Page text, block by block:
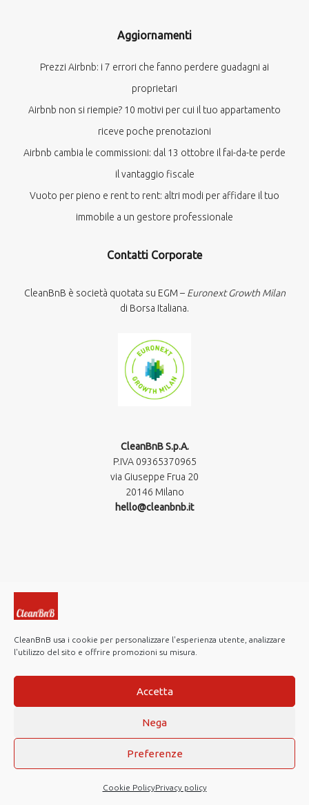
CleanBnB usa i cookie per personalizzare l'esperienza utente, analizzare
l'utilizzo del sito e offrire promozioni su misura.
Accetta
Nega
Preferenze
Cookie PolicyPrivacy policy
Aggiornamenti
Prezzi Airbnb: i 7 errori che fanno perdere guadagni ai
proprietari
Airbnb non si riempie? 10 motivi per cui il tuo appartamento
riceve poche prenotazioni
Airbnb cambia le commissioni: dal 13 ottobre il fai-da-te perde
il vantaggio fiscale
Vuoto per pieno e rent to rent: altri modi per affidare il tuo
immobile a un gestore professionale
Contatti Corporate
CleanBnB è società quotata su EGM – Euronext Growth Milan
di Borsa Italiana.
CleanBnB S.p.A.
P.IVA 09365370965​
via Giuseppe Frua 20
20146 Milano
hello@cleanbnb.it
Investor Relations
Note Legali
Privacy policy
Cookie Policy
Web Agency